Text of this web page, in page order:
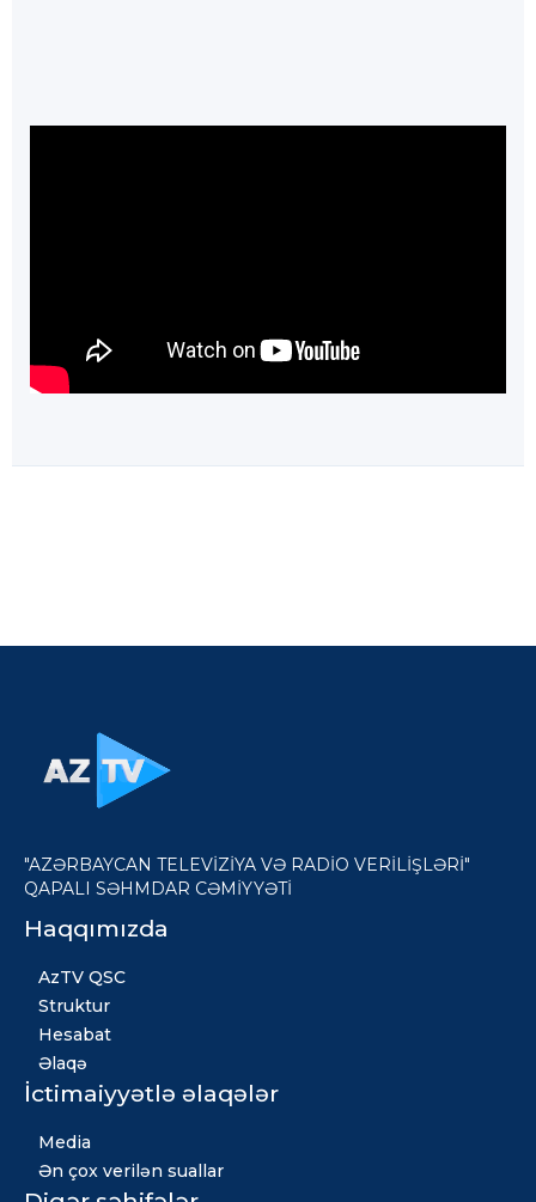
"AZƏRBAYCAN TELEVİZİYA VƏ RADİO VERİLİŞLƏRİ"
QAPALI SƏHMDAR CƏMİYYƏTİ
Haqqımızda
AzTV QSC
Struktur
Hesabat
Əlaqə
İctimaiyyətlə əlaqələr
Media
Ən çox verilən suallar